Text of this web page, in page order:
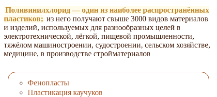
Поливинилхлорид — один из наиболее распространённых
пластиков; из него получают свыше 3000 видов материалов
и изделий, используемых для разнообразных целей в
электротехнической, лёгкой, пищевой промышленности,
тяжёлом машиностроении, судостроении, сельском хозяйстве,
медицине, в производстве стройматериалов
Фенопласты
Пластикация каучуков